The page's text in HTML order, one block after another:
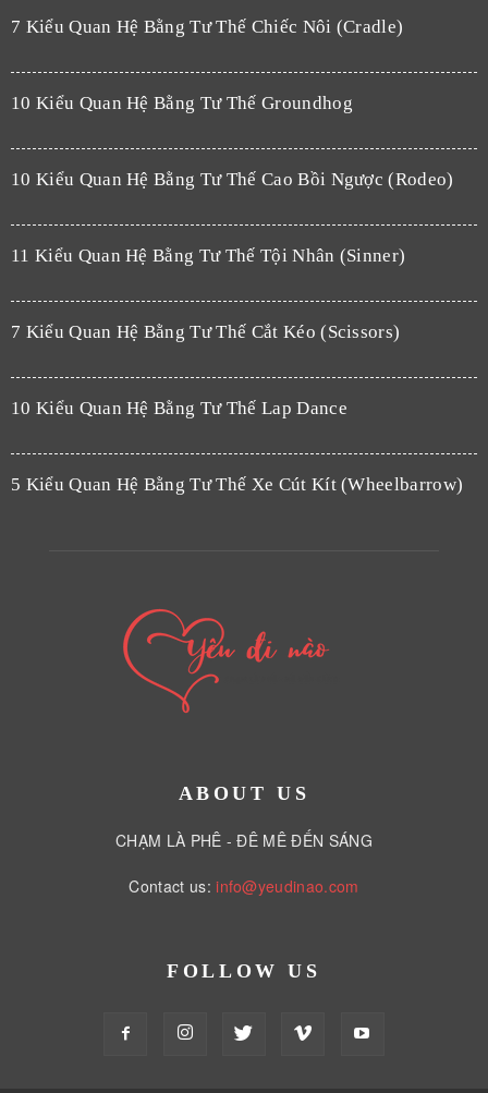
7 Kiểu Quan Hệ Bằng Tư Thế Chiếc Nôi (Cradle)
10 Kiểu Quan Hệ Bằng Tư Thế Groundhog
10 Kiểu Quan Hệ Bằng Tư Thế Cao Bồi Ngược (Rodeo)
11 Kiểu Quan Hệ Bằng Tư Thế Tội Nhân (Sinner)
7 Kiểu Quan Hệ Bằng Tư Thế Cắt Kéo (Scissors)
10 Kiểu Quan Hệ Bằng Tư Thế Lap Dance
5 Kiểu Quan Hệ Bằng Tư Thế Xe Cút Kít (Wheelbarrow)
ABOUT US
CHẠM LÀ PHÊ - ĐÊ MÊ ĐẾN SÁNG
Contact us:info@yeudinao.com
FOLLOW US